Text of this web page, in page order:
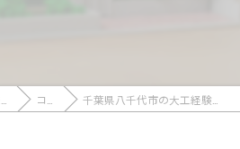
コラム 千葉県八千代市の大工経験者が語る現場の魅力